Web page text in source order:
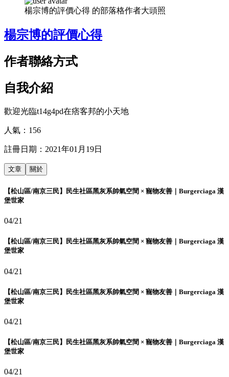
楊宗博的評價心得 的部落格作者大頭照
楊宗博的評價心得
作者聯絡方式
自我介紹
歡迎光臨t14g4pd在痞客邦的小天地
人氣： 156
註冊日期： 2021年01月19日
文章 關於
【松山區/南京三民】民生社區黑灰系帥氣空間 × 寵物友善｜Burgerciaga 漢
堡世家
04/21
【松山區/南京三民】民生社區黑灰系帥氣空間 × 寵物友善｜Burgerciaga 漢
堡世家
04/21
【松山區/南京三民】民生社區黑灰系帥氣空間 × 寵物友善｜Burgerciaga 漢
堡世家
04/21
【松山區/南京三民】民生社區黑灰系帥氣空間 × 寵物友善｜Burgerciaga 漢
堡世家
04/21